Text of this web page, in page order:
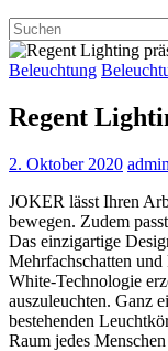
Beleuchtung
Regent
2. Oktober 2020 admin
JOKER lässt Ihren
bewegen. Zudem
Das einzigartige
Mehrfachschatten
White-Technologie
auszuleuchten. Ganz
bestehenden
Raum jedes